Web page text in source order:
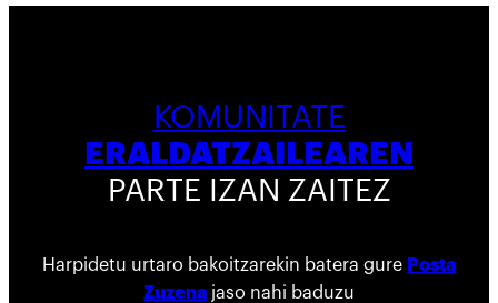
KOMUNITATE
ERALDATZAILEAREN
PARTE IZAN ZAITEZ
Harpidetu urtaro bakoitzarekin batera gure Posta
Zuzena jaso nahi baduzu